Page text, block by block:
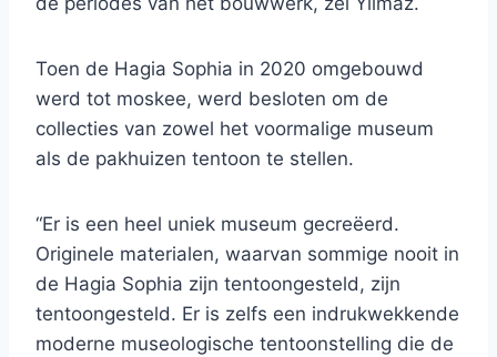
Toen de Hagia Sophia in 2020 omgebouwd
werd tot moskee, werd besloten om de
collecties van zowel het voormalige museum
als de pakhuizen tentoon te stellen.
“Er is een heel uniek museum gecreëerd.
Originele materialen, waarvan sommige nooit in
de Hagia Sophia zijn tentoongesteld, zijn
tentoongesteld. Er is zelfs een indrukwekkende
moderne museologische tentoonstelling die de